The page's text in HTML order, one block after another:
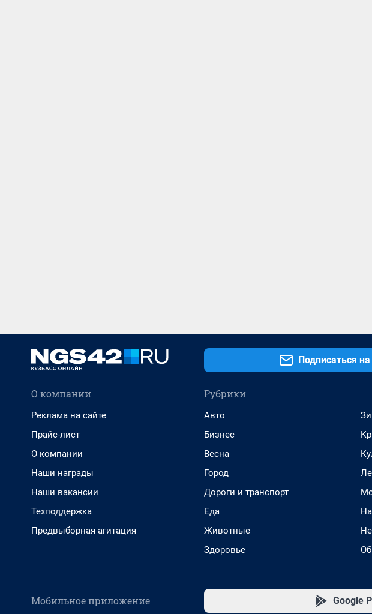
Подписаться
О компании
Реклама на сайте
Прайс-лист
О компании
Наши награды
Наши вакансии
Техподдержка
Предвыборная агитация
Рубрики
Авто
Бизнес
Весна
Город
Дороги и транспорт
Еда
Животные
Здоровье
Мобильное приложение Google